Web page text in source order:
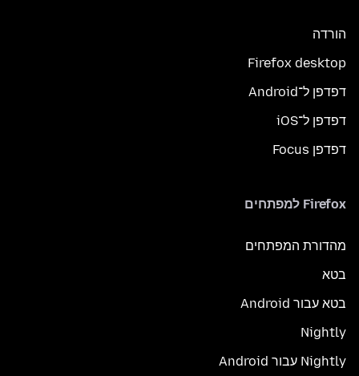
הורדה
Firefox desktop
דפדפן ל־Android
דפדפן ל־iOS
דפדפן Focus
Firefox למפתחים
מהדורת המפתחים
בטא
בטא עבור Android
Nightly
Nightly עבור Android